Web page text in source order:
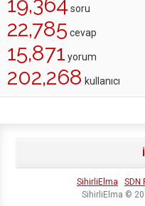
soru
22,785 cevap
15,871 yorum
202,268 kullanıcı
SihirliElma SDN
SihirliElma ©